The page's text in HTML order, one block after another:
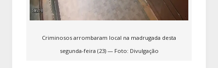
Criminosos arrombaram local na madrugada desta
segunda-feira (23) — Foto: Divulgação